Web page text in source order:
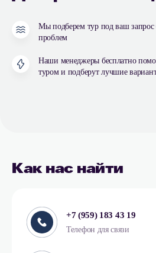
Мы подберем тур под ваш
проблем
Наши менеджеры бесплатно
туром и подберут лучшие
Как нас найти
+7 (959) 183 43 19
Телефон для связи